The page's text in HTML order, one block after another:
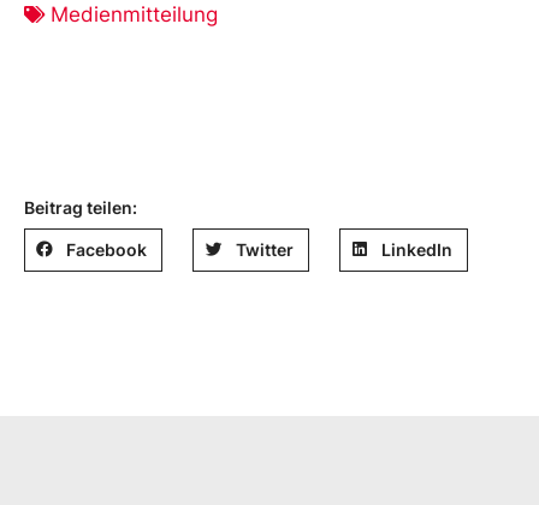
Medienmitteilung
Beitrag teilen:
Facebook Twitter LinkedIn